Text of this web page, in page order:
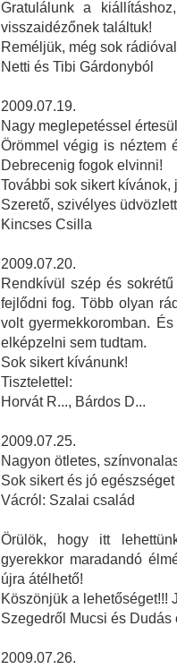
Gratulálunk a
visszaidézőnek találtuk!
Reméljük, még sok
Netti és Tibi Gárdonyból
2009.07.19.
Nagy meglepetéssel
Örömmel végig is néztem
Debrecenig fogok elvinni!
További sok sikert kívánok,
Szerető, szivélyes
Kincses Csilla
2009.07.20.
Rendkívül szép és
fejlődni fog. Több olyan
volt gyermekkoromban.
elképzelni sem tudtam.
Sok sikert kívánunk!
Tisztelettel:
Horvát R..., Bárdos D...
2009.07.25.
Nagyon ötletes,
Sok sikert és jó
Vácról: Szalai család
Örülök, hogy itt
gyerekkor maradandó
újra átélhető!
Köszönjük a lehetőséget!!!
Szegedről Mucsi és Dudás
2009.07.26.